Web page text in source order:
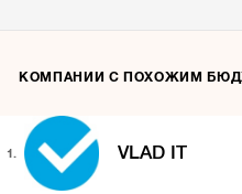
КОМПАНИИ С ПОХОЖИМ
1. VLAD IT